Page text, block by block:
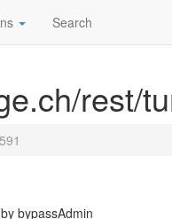
Search
rest/
bypassAdmin